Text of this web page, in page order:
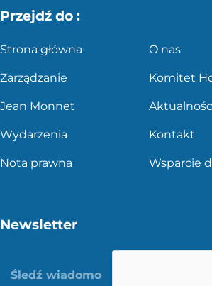
Przejdź do :
Strona główna O nas
Zarządzanie Komitet
Jean Monnet
Wydarzenia Kontakt
Nota prawna Wsparcie
Newsletter